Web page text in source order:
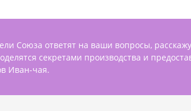
Союза ответят на ваши вопросы,
секретами производства и
Иван-чая.